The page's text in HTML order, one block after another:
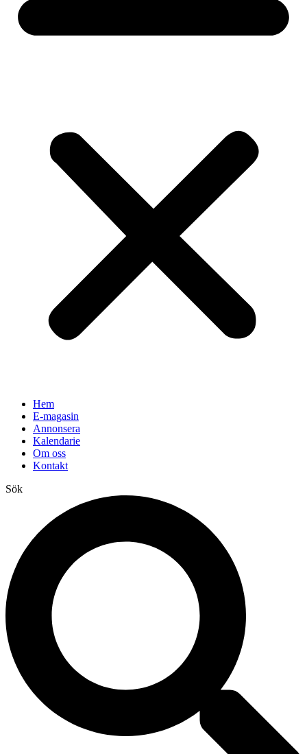
Hem
E-magasin
Annonsera
Kalendarie
Om oss
Kontakt
Sök